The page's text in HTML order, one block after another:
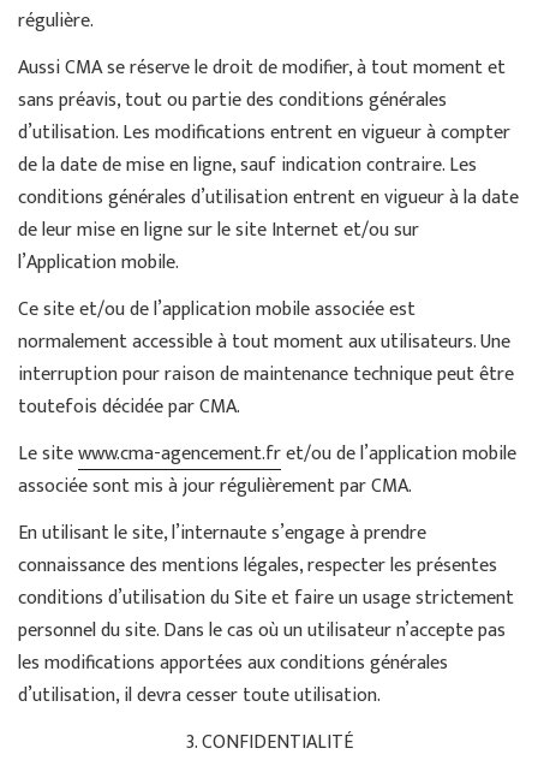
régulière.
Aussi CMA se réserve le droit de modifier, à tout moment et
sans préavis, tout ou partie des conditions générales
d’utilisation. Les modifications entrent en vigueur à compter
de la date de mise en ligne, sauf indication contraire. Les
conditions générales d’utilisation entrent en vigueur à la date
de leur mise en ligne sur le site Internet et/ou sur
l’Application mobile.
Ce site et/ou de l’application mobile associée est
normalement accessible à tout moment aux utilisateurs. Une
interruption pour raison de maintenance technique peut être
toutefois décidée par CMA.
Le sitewww.cma-agencement.fret/ou de l’application mobile
associée sont mis à jour régulièrement par CMA.
En utilisant le site, l’internaute s’engage à prendre
connaissance des mentions légales, respecter les présentes
conditions d’utilisation du Site et faire un usage strictement
personnel du site. Dans le cas où un utilisateur n’accepte pas
les modifications apportées aux conditions générales
d’utilisation, il devra cesser toute utilisation.
3. CONFIDENTIALITÉ